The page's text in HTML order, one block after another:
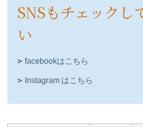
SNSもチェックし
い
facebookはこちら
Instagram はこちら